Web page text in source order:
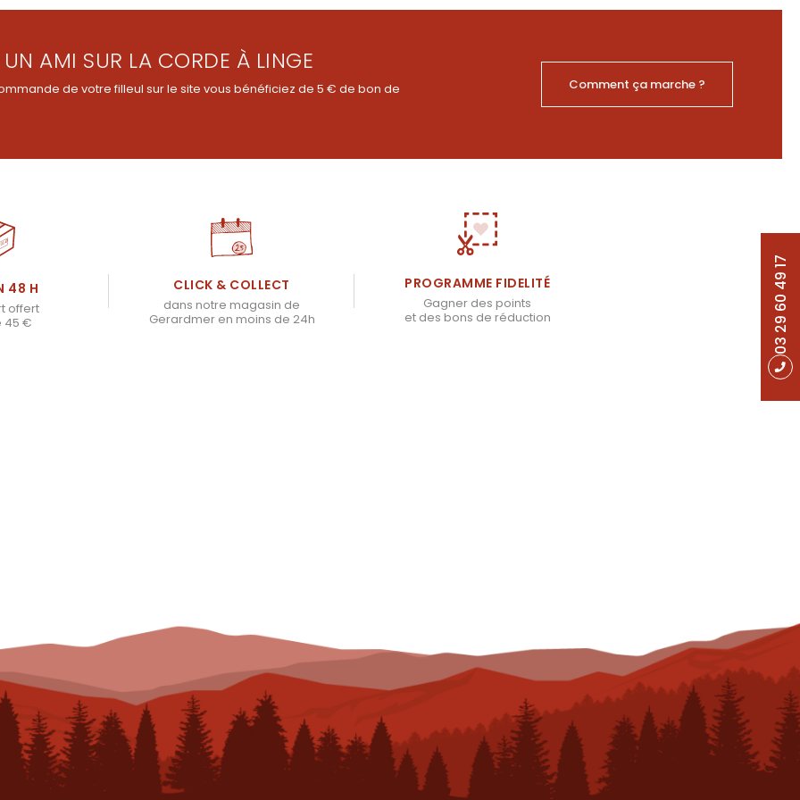
03 29 60 49 17
UN AMI SUR LA CORDE À LINGE
de votre filleul sur le site vous bénéficiez de 5 € de bon de
Comment ça marche ?
48 H
offert
45 €
CLICK & COLLECT
dans notre magasin de
Gerardmer en moins de 24h
PROGRAMME FIDELITÉ
Gagner des points
et des bons de réduction